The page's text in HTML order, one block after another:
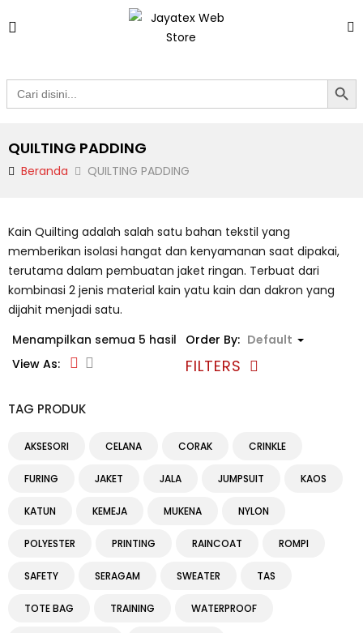
Search
for:
Search
QUILTING PADDING
Beranda QUILTING PADDING
Kain Quilting adalah salah satu bahan tekstil yang
memberikan isolasi hangat dan kenyamanan saat dipakai,
terutama dalam pembuatan jaket ringan. Terbuat dari
kombinasi 2 jenis material kain yatu kain dan dakron yang
dijahit menjadi satu.
Menampilkan semua 5 hasil
Order By: Default
FILTERS
View As:
TAG PRODUK
AKSESORI CELANA CORAK CRINKLE
FURING JAKET JALA JUMPSUIT KAOS
KATUN KEMEJA MUKENA NYLON
POLYESTER PRINTING RAINCOAT ROMPI
SAFETY SERAGAM SWEATER TAS
TOTE BAG TRAINING WATERPROOF